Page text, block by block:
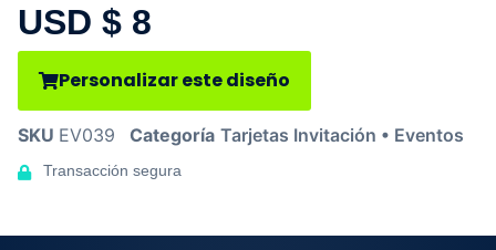
USD $ 8
Personalizar este diseño
SKU EV039 Categoría Tarjetas Invitación • Eventos
Transacción segura